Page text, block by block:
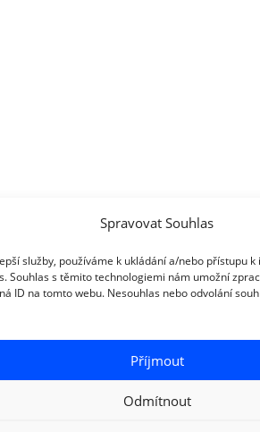
Spravovat Souhlas
služby, používáme k ukládání a/nebo přístupu
Souhlas s těmito technologiemi nám umožní
ID na tomto webu. Nesouhlas nebo odvolání
Příjmout
Odmítnout